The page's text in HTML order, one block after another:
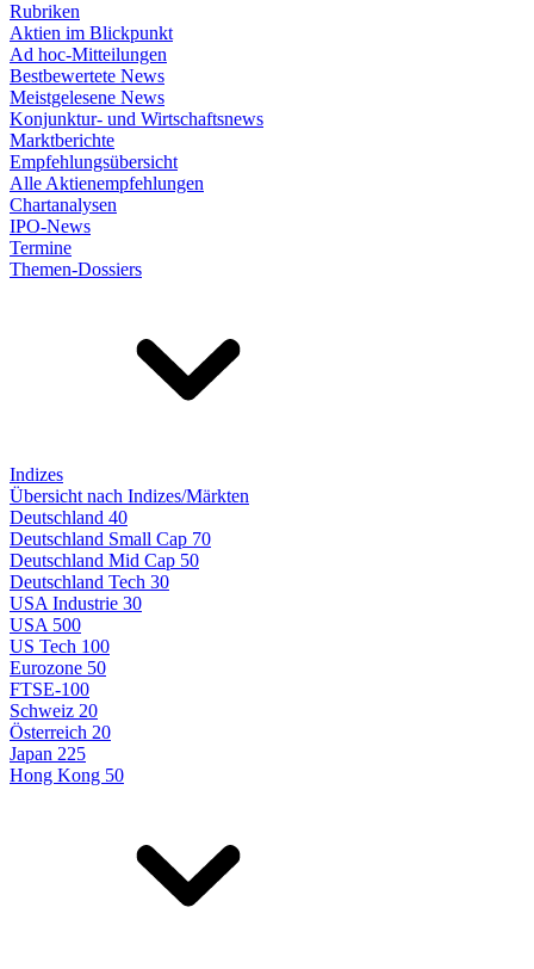
Rubriken
Aktien im Blickpunkt
Ad hoc-Mitteilungen
Bestbewertete News
Meistgelesene News
Konjunktur- und Wirtschaftsnews
Marktberichte
Empfehlungsübersicht
Alle Aktienempfehlungen
Chartanalysen
IPO-News
Termine
Themen-Dossiers
Indizes
Übersicht nach Indizes/Märkten
Deutschland 40
Deutschland Small Cap 70
Deutschland Mid Cap 50
Deutschland Tech 30
USA Industrie 30
USA 500
US Tech 100
Eurozone 50
FTSE-100
Schweiz 20
Österreich 20
Japan 225
Hong Kong 50